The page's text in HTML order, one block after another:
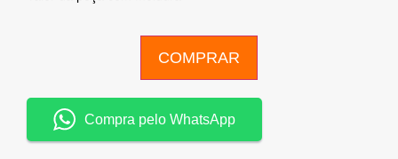
COMPRAR
Compra pelo WhatsApp